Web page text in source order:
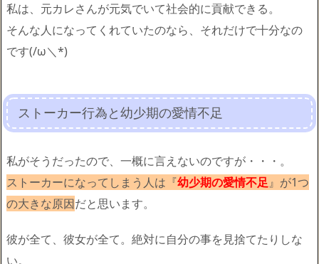
私は、元カレさんが元気でいて社会的に貢献できる。
そんな人になってくれていたのなら、それだけで十分なの
です(/ω＼*)
ストーカー行為と幼少期の愛情不足
私がそうだったので、一概に言えないのですが・・・。
ストーカーになってしまう人は『幼少期の愛情不足』が1つ
の大きな原因だと思います。
彼が全て、彼女が全て。絶対に自分の事を見捨てたりしな
い。